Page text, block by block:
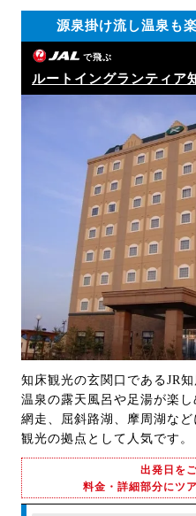
源泉掛け流し温泉も
で飛ぶ
ルートイングランティア
知床観光の玄関口であるJR
温泉の露天風呂や足湯が楽
網走、屈斜路湖、摩周湖な
観光の拠点として人気です。
出発日を
料金・詳細部分にツ